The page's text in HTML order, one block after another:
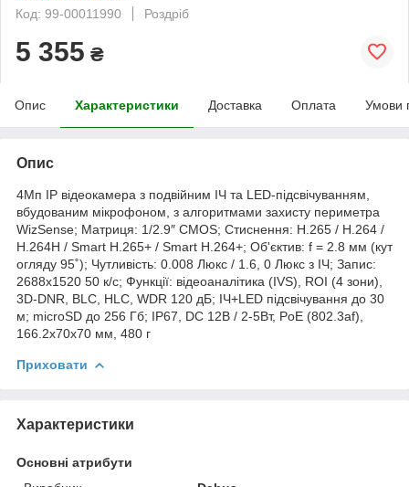
Код: 99-00011990
Роздріб
5 355 ₴
Опис Характеристики Доставка Оплата Умови
Опис
4Мп IP відеокамера з подвійним ІЧ та LED-підсвічуванням,
вбудованим мікрофоном, з алгоритмами захисту периметра
WizSense; Матриця: 1/2.9″ CMOS; Стиснення: H.265 / H.264 /
H.264H / Smart H.265+ / Smart H.264+; Об'єктив: f = 2.8 мм (кут
огляду 95˚); Чутливість: 0.008 Люкс / 1.6, 0 Люкс з ІЧ; Запис:
2688x1520 50 к/с; Функції: відеоаналітика (IVS), ROI (4 зони),
3D-DNR, BLC, HLC, WDR 120 дБ; ІЧ+LED підсвічування до 30
м; microSD до 256 Гб; IP67, DC 12В / 2-5Вт, PoE (802.3af),
166.2x70x70 мм, 480 г
Приховати
Характеристики
Основні атрибути